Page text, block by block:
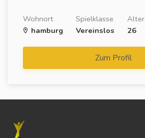
Wohnort
hamburg
Spielklasse
Vereinslos
Alter
26
Zum Profil